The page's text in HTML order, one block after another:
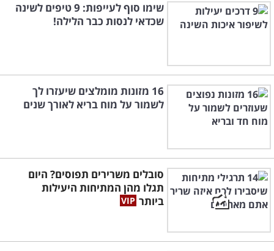
שימו סוף לעייפות: 9 טיפים לשינה
שכדאי לנסות כבר הלילה!
16 מזונות מומלצים שיעזרו לך
לשמור על מוח בריא לאורך שנים
סובלים משרירים תפוסים? היום
תגלו מהן המתיחות היעילות
ביותר